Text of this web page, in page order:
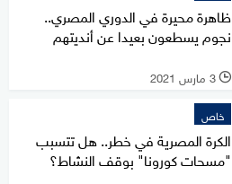
ظاهرة محيرة في الدوري المصري..
نجوم يسطعون بعيدا عن أنديتهم
l 3 مارس 2021
خاص
الكرة المصرية في خطر.. هل تتسبب
"مسحات كورونا" بوقف النشاط؟